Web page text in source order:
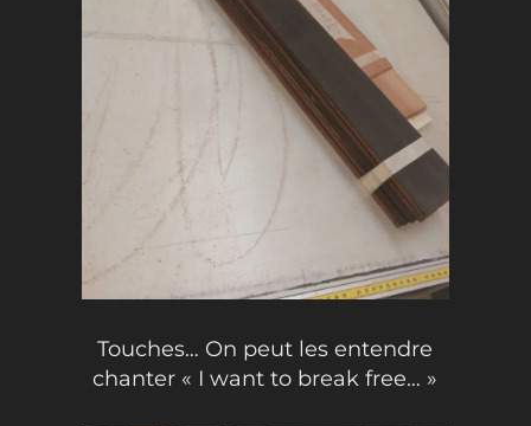
Touches… On peut les entendre
chanter « I want to break free… »